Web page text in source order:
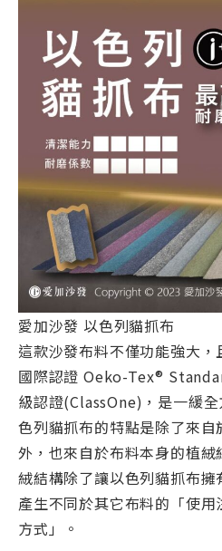
愛加沙發 以色列貓抓布
這款沙發布料不僅功能強大
國際認證 Oeko-Tex®
級認證(ClassOne)，是一緩
色列貓抓布的特點是除了來
外，也來自於布料本身的植
絨結構除了讓以色列貓抓布
產生不同於其它布料的「使
方式」。